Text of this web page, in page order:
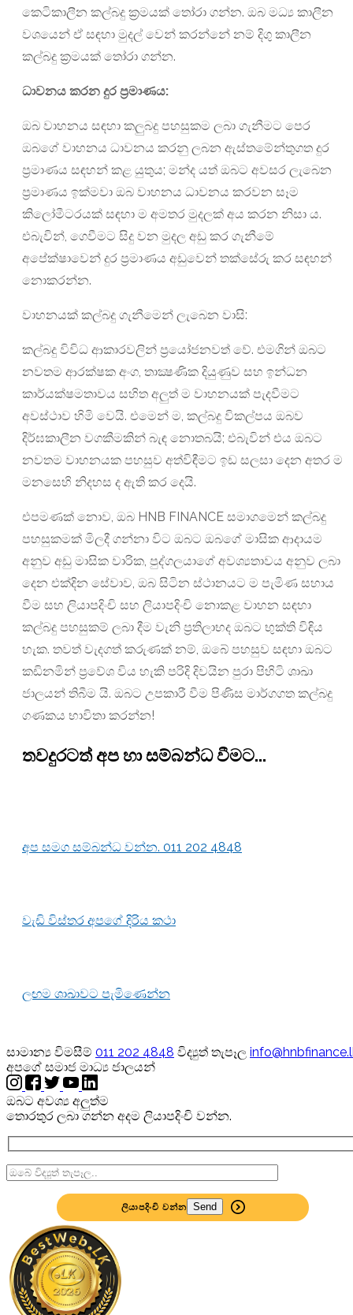
කෙටිකාලීන කල්බදු ක්‍රමයක් තෝරා ගන්න. ඔබ මධ්‍ය කාලීන
වශයෙන් ඒ සඳහා මුදල් වෙන් කරන්නේ නම් දිගු කාලීන
කල්බදු ක්‍රමයක් තෝරා ගන්න.
ධාවනය කරන දුර ප්‍රමාණය:
ඔබ වාහනය සඳහා කලුබදු පහසුකම ලබා ගැනීමට පෙර
ඔබගේ වාහනය ධාවනය කරනු ලබන ඇස්තමේන්තුගත දුර
ප්‍රමාණය සඳහන් කළ යුතුය; මන්ද යත් ඔබට අවසර ලැබෙන
ප්‍රමාණය ඉක්මවා ඔබ වාහනය ධාවනය කරවන සෑම
කිලෝමීටරයක් ​​සඳහා ම අමතර මුදලක් අය කරන නිසා ය.
එබැවින්, ගෙවීමට සිදු වන මුදල අඩු කර ගැනීමේ
අපේක්ෂාවෙන් දුර ප්‍රමාණය අඩුවෙන් තක්සේරු කර සඳහන්
නොකරන්න.
වාහනයක් කල්බදු ගැනීමෙන් ලැබෙන වාසි:
කල්බදු විවිධ ආකාරවලින් ප්‍රයෝජනවත් වේ. එමගින් ඔබට
නවතම ආරක්ෂක අංග, තාක්‍ෂණික දියුණුව සහ ඉන්ධන
කාර්යක්ෂමතාවය සහිත අලුත් ම වාහනයක් පැදවීමට
අවස්ථාව හිමි වෙයි. එමෙන් ම, කල්බදු විකල්පය ඔබව
දිර්ඝකාලීන වගකීමකින් බැඳ නොතබයි; එබැවින් එය ඔබට
නවතම වාහනයක පහසුව අත්විඳීමට ඉඩ සලසා දෙන අතර ම
මනසෙහි නිදහස ද ඇති කර දෙයි.
එපමණක් නොව, ඔබ HNB FINANCE සමාගමෙන් කල්බදු
පහසුකමක් මිලදී ගන්නා විට ඔබට ඔබ‍ගේ මාසික ආදායම
අනුව අඩු මාසික වාරික, පුද්ගලයාගේ අවශ්‍යතාවය අනුව ලබා
දෙන එක්දින සේවාව, ඔබ සිටින ස්ථානයට ම පැමිණ සහාය
වීම සහ ලියාපදිංචි සහ ලියාපදිංචි නොකළ වාහන සඳහා
කල්බදු පහසුකම් ලබා දීම වැනි ප්‍රතිලාභද ඔබට භුක්ති විඳිය
හැක. තවත් වැදගත් කරුණක් නම්, ඔබේ පහසුව සඳහා ඔබට
කඩිනමින් ප්‍රවේශ විය හැකි පරිදි දිවයින පුරා පිහිටි ශාඛා
ජාලයන් තිබීම යි. ඔබට උපකාරී වීම පිණිස මාර්ගගත කල්බදු
ගණකය භාවිතා කරන්න!
තවදුරටත් අප හා සම්බන්ධ වීමට...
අප සමග සම්බන්ධ වන්න. 011 202 4848
වැඩි විස්තර අපගේ දිරිය කථා
ලඟම ශාඛාවට පැමිණෙන්න
සාමාන්‍ය විමසීම් 011 202 4848 විද්‍යුත් තැපෑල
අපගේ සමාජ මාධ්‍ය ජාලයන්
ඔබට අවශ්‍ය අලුත්ම
තොරතුර ලබා ගන්න අදම ලියාපදිංචි වන්න.
ලියාපදිංචි වන්න